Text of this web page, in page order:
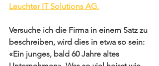
Leuchter IT Solutions AG.
Versuche ich die Firma in einem Satz zu
beschreiben, wird dies in etwa so sein:
«Ein junges, bald 60 Jahre altes